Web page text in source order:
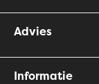
Advies
Informatie